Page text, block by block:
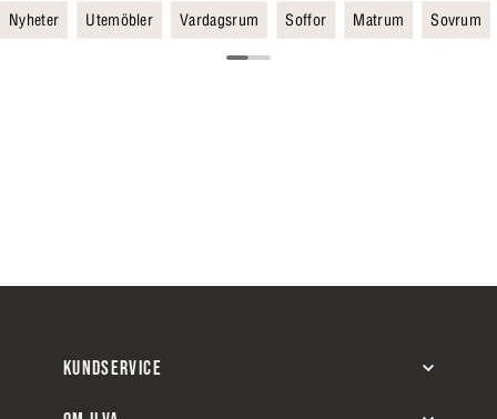
Nyheter Utemöbler Vardagsrum Soffor Matrum Sovrum
KUNDSERVICE